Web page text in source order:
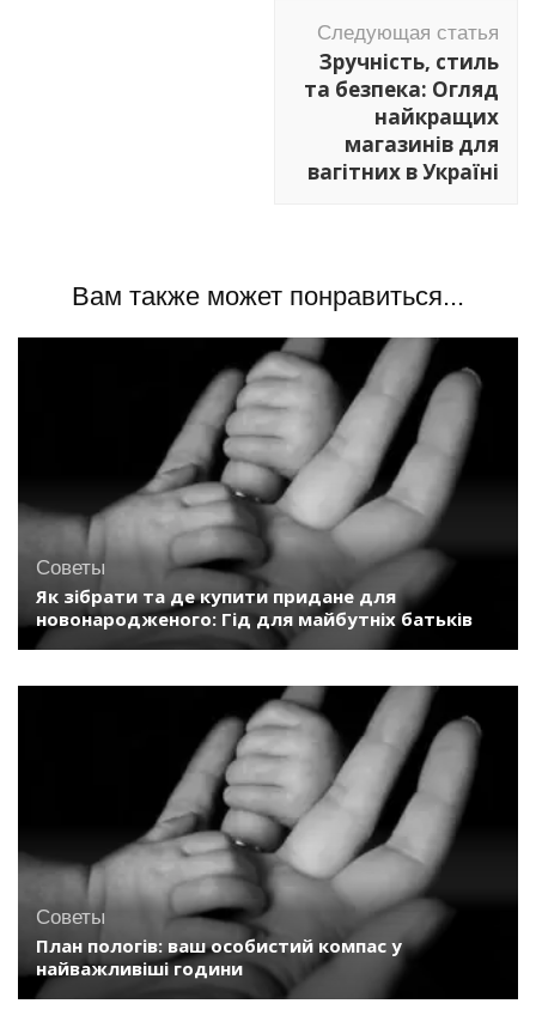
Следующая статья
Зручність, стиль
та безпека: Огляд
найкращих
магазинів для
вагітних в Україні
Вам также может понравиться...
Советы
Як зібрати та де купити придане для
новонародженого: Гід для майбутніх батьків
Советы
План пологів: ваш особистий компас у
найважливіші години